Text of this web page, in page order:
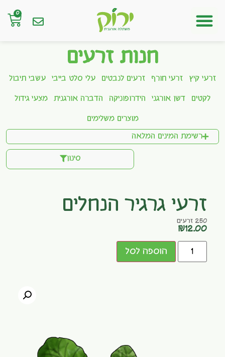
0
חנות זרעים
זרעי קיץ זרעי חורף זרעים לנבטים עלי סלט בייבי עשבי תיבול
לקטים דשן אורגני הידרופוניקה הדברה אורגנית מצעי גידול
מוצרים משלימים
רשימת המינים המלאה
סינון
זרעי גרגיר הנחלים
250 זרעים
₪12.00
הוספה לסל